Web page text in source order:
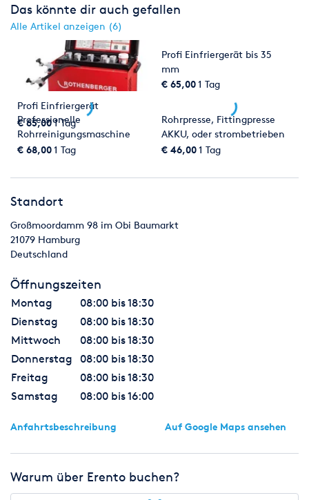
Das könnte dir auch gefallen
Alle Artikel anzeigen (6)
Profi Einfriergerät
€ 65,001 Tag
Profi Einfriergerät bis 35
mm
€ 65,001 Tag
Professionelle
Rohrreinigungsmaschine
/Spirale von Rothenberger
€ 68,001 Tag
Rohrpresse, Fittingpresse
AKKU, oder strombetrieben
Rothenberger/Rems
€ 46,001 Tag
Standort
Großmoordamm 98 im Obi Baumarkt
21079 Hamburg
Deutschland
Öffnungszeiten
Montag
08:00 bis 18:30
Dienstag
08:00 bis 18:30
Mittwoch
08:00 bis 18:30
Donnerstag
08:00 bis 18:30
Freitag
08:00 bis 18:30
Samstag
08:00 bis 16:00
Anfahrtsbeschreibung Auf Google Maps ansehen
Warum über Erento buchen?